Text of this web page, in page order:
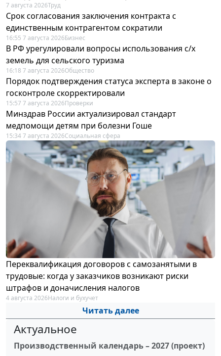
7 августа 2026Труд
Срок согласования заключения контракта с
единственным контрагентом сократили
16:55 7 августа 2026Бизнес
В РФ урегулировали вопросы использования с/х
земель для сельского туризма
16:18 7 августа 2026Общество
Порядок подтверждения статуса эксперта в законе о
госконтроле скорректировали
15:57 7 августа 2026Проверки
Минздрав России актуализировал стандарт
медпомощи детям при болезни Гоше
15:34 7 августа 2026Социальная сфера
Переквалификация договоров с самозанятыми в
трудовые: когда у заказчиков возникают риски
штрафов и доначисления налогов
4 августа 2026Налоги и бухучет
Читать далее
Актуальное
Производственный календарь – 2027 (проект)